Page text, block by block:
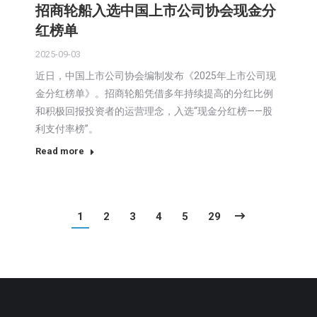
招商轮船入选中国上市公司协会现金分
红榜单
2025-09-03
近日，中国上市公司协会编制发布《2025年上市公司现
金分红榜单》。招商轮船凭借多年持续提高的分红比例
和积极回报投资者的运营理念，入选“现金分红榜——股
利支付率榜”。
Read more
1 2 3 4 5 29